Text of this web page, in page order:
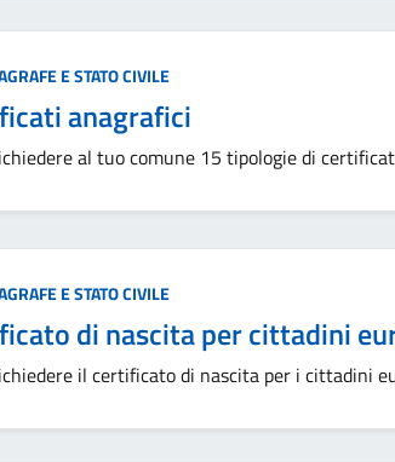
E STATO CIVILE
anagrafici
al tuo comune 15 tipologie di
E STATO CIVILE
di nascita per cittadini
il certificato di nascita per i cittadini